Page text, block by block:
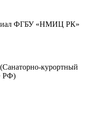
ФГБУ «НМИЦ РК»
курортный
РФ)